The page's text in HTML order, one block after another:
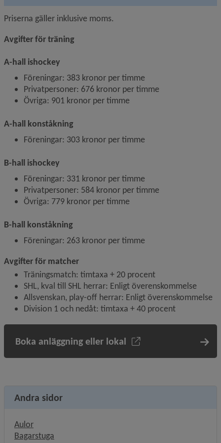
Priserna gäller inklusive moms.
Avgifter för träning
A-hall ishockey
Föreningar: 383 kronor per timme
Privatpersoner: 676 kronor per timme
Övriga: 901 kronor per timme
A-hall konståkning
Föreningar: 303 kronor per timme
B-hall ishockey
Föreningar: 331 kronor per timme
Privatpersoner: 584 kronor per timme
Övriga: 779 kronor per timme
B-hall konståkning
Föreningar: 263 kronor per timme
Avgifter för matcher
Träningsmatch: timtaxa + 20 procent
SHL, kval till SHL herrar: Enligt överenskommelse
Allsvenskan, play-off herrar: Enligt överenskommelse
Division 1 och nedåt: timtaxa + 40 procent
Boka anläggning eller lokal
Andra sidor
Aulor
Bagarstuga